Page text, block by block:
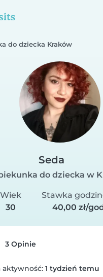
do dziecka Kraków
Seda
do dziecka w
Wiek
30
Stawka
40,00 zł/
3 Opinie
aktywność: 1 tydzień temu